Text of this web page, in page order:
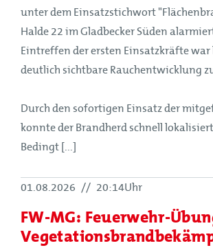
unter dem Einsatzstichwort
Halde 22 im Gladbecker Süden
Eintreffen der ersten Einsatzkräfte war
deutlich sichtbare Rauchentwicklung
Durch den sofortigen Einsatz der
konnte der Brandherd schnell
Bedingt [...]
01.08.2026 // 20:14Uhr
FW-MG: Feuerwehr-